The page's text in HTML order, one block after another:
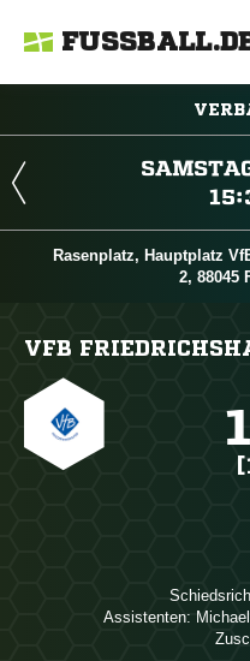
Rasenplatz, Hauptplatz
2, 88045
VFB

Assistenten: